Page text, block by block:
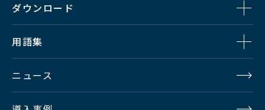
ダウンロード
用語集
ニュース